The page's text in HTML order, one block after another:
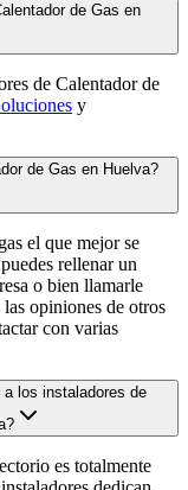
de Gas en
de Calentador de
y
de Gas en Huelva?
el que mejor se
rellenar un
o bien llamarle
opiniones de otros
con varias
los instaladores de
es totalmente